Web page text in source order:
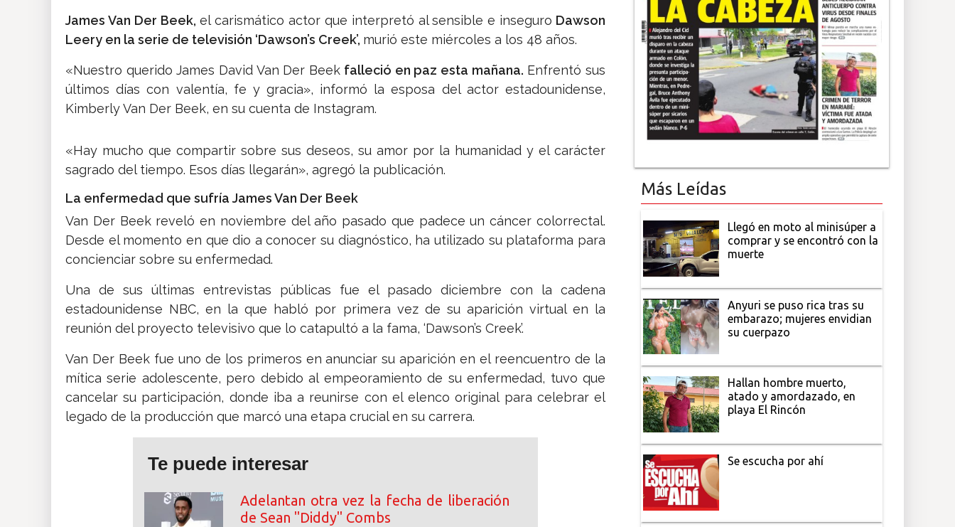
James Van Der Beek, el carismático actor que interpretó al sensible e inseguro Dawson
Leery en la serie de televisión ‘Dawson’s Creek’, murió este miércoles a los 48 años.
«Nuestro querido James David Van Der Beek falleció en paz esta mañana. Enfrentó sus
últimos días con valentía, fe y gracia», informó la esposa del actor estadounidense,
Kimberly Van Der Beek, en su cuenta de Instagram.
«Hay mucho que compartir sobre sus deseos, su amor por la humanidad y el carácter
sagrado del tiempo. Esos días llegarán», agregó la publicación.
La enfermedad que sufría James Van Der Beek
Van Der Beek reveló en noviembre del año pasado que padece un cáncer colorrectal.
Desde el momento en que dio a conocer su diagnóstico, ha utilizado su plataforma para
concienciar sobre su enfermedad.
Una de sus últimas entrevistas públicas fue el pasado diciembre con la cadena
estadounidense NBC, en la que habló por primera vez de su aparición virtual en la
reunión del proyecto televisivo que lo catapultó a la fama, ‘Dawson’s Creek’.
Van Der Beek fue uno de los primeros en anunciar su aparición en el reencuentro de la
mítica serie adolescente, pero debido al empeoramiento de su enfermedad, tuvo que
cancelar su participación, donde iba a reunirse con el elenco original para celebrar el
legado de la producción que marcó una etapa crucial en su carrera.
Te puede interesar
Adelantan otra vez la fecha de liberación
de Sean "Diddy" Combs
Más Leídas
Llegó en moto al minisúper a
comprar y se encontró con la
muerte
Anyuri se puso rica tras su
embarazo; mujeres envidian
su cuerpazo
Hallan hombre muerto,
atado y amordazado, en
playa El Rincón
Se escucha por ahí